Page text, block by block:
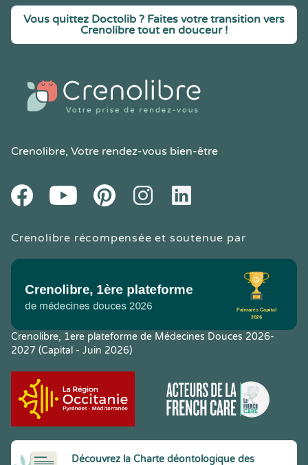
Vous quittez Doctolib ? Faites votre transition vers
Crenolibre tout en douceur !
Crenolibre, Votre rendez-vous bien-être
FacebookYoutube PinteresetInstagramLinkedIn
Crenolibre récompensée et soutenue par
Crenolibre, 1ere plateforme de Médecines Douces 2026-
2027 (Capital - Juin 2026)
Découvrez la Charte déontologique des